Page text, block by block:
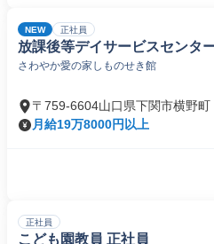
NEW 正社員
放課後等デイサービスセンタ
さわやか愛の家しものせき館
〒759-6604山口県下関市横野町
月給19万8000円以上
正社員
こども園教員 正社員